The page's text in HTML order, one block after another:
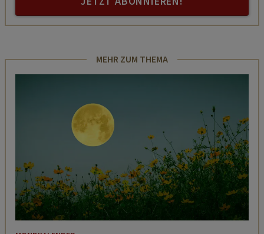
MEHR ZUM THEMA